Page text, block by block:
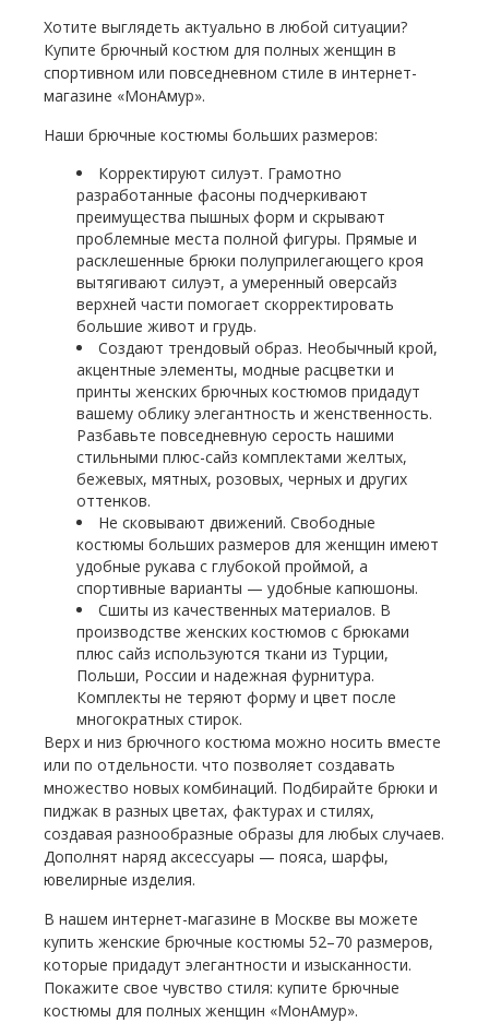
Хотите выглядеть актуально в любой ситуации?
Купите брючный костюм для полных женщин в
спортивном или повседневном стиле в интернет-
магазине «МонАмур».
Наши брючные костюмы больших размеров:
Корректируют силуэт. Грамотно
разработанные фасоны подчеркивают
преимущества пышных форм и скрывают
проблемные места полной фигуры. Прямые и
расклешенные брюки полуприлегающего кроя
вытягивают силуэт, а умеренный оверсайз
верхней части помогает скорректировать
большие живот и грудь.
Создают трендовый образ. Необычный крой,
акцентные элементы, модные расцветки и
принты женских брючных костюмов придадут
вашему облику элегантность и женственность.
Разбавьте повседневную серость нашими
стильными плюс-сайз комплектами желтых,
бежевых, мятных, розовых, черных и других
оттенков.
Не сковывают движений. Свободные
костюмы больших размеров для женщин имеют
удобные рукава с глубокой проймой, а
спортивные варианты — удобные капюшоны.
Сшиты из качественных материалов. В
производстве женских костюмов с брюками
плюс сайз используются ткани из Турции,
Польши, России и надежная фурнитура.
Комплекты не теряют форму и цвет после
многократных стирок.
Верх и низ брючного костюма можно носить вместе
или по отдельности. что позволяет создавать
множество новых комбинаций. Подбирайте брюки и
пиджак в разных цветах, фактурах и стилях,
создавая разнообразные образы для любых случаев.
Дополнят наряд аксессуары — пояса, шарфы,
ювелирные изделия.
В нашем интернет-магазине в Москве вы можете
купить женские брючные костюмы 52–70 размеров,
которые придадут элегантности и изысканности.
Покажите свое чувство стиля: купите брючные
костюмы для полных женщин «МонАмур».